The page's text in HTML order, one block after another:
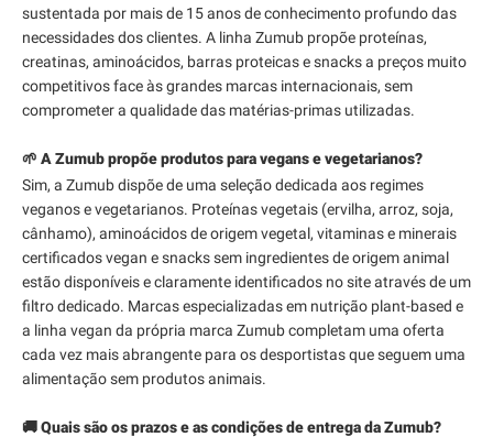
sustentada por mais de 15 anos de conhecimento profundo das
necessidades dos clientes. A linha Zumub propõe proteínas,
creatinas, aminoácidos, barras proteicas e snacks a preços muito
competitivos face às grandes marcas internacionais, sem
comprometer a qualidade das matérias-primas utilizadas.
🌱 A Zumub propõe produtos para vegans e vegetarianos?
Sim, a Zumub dispõe de uma seleção dedicada aos regimes
veganos e vegetarianos. Proteínas vegetais (ervilha, arroz, soja,
cânhamo), aminoácidos de origem vegetal, vitaminas e minerais
certificados vegan e snacks sem ingredientes de origem animal
estão disponíveis e claramente identificados no site através de um
filtro dedicado. Marcas especializadas em nutrição plant-based e
a linha vegan da própria marca Zumub completam uma oferta
cada vez mais abrangente para os desportistas que seguem uma
alimentação sem produtos animais.
🚚 Quais são os prazos e as condições de entrega da Zumub?